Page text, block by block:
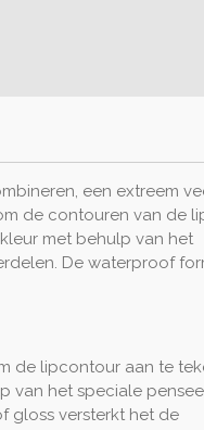
een extreem
de contouren van de
met behulp van het
De waterproof
de lipcontour aan te
van het speciale
gloss versterkt het de